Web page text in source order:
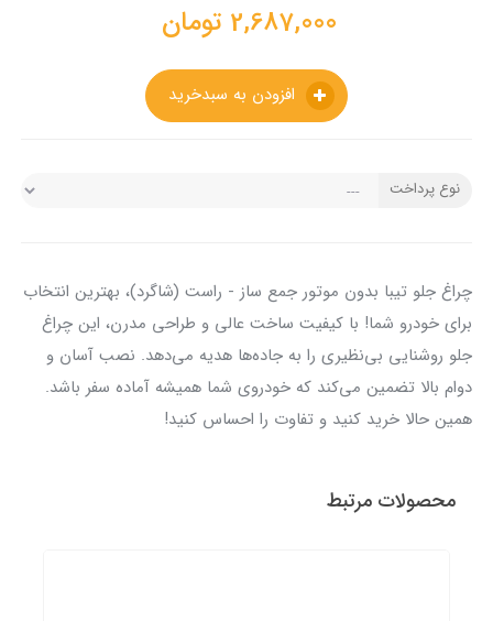
2,687,000 تومان
نوع پرداخت
چراغ جلو تیبا بدون موتور جمع ساز - راست (شاگرد)، بهترین انتخاب
برای خودرو شما! با کیفیت ساخت عالی و طراحی مدرن، این چراغ
جلو روشنایی بی‌نظیری را به جاده‌ها هدیه می‌دهد. نصب آسان و
دوام بالا تضمین می‌کند که خودروی شما همیشه آماده سفر باشد.
همین حالا خرید کنید و تفاوت را احساس کنید!
محصولات مرتبط